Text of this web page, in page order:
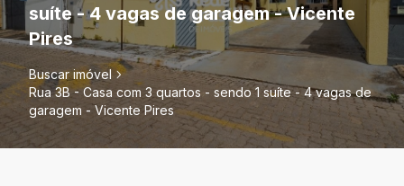
suíte - 4 vagas de garagem - Vicente
Pires
Buscar imóvel
Rua 3B - Casa com 3 quartos - sendo 1 suíte - 4 vagas de
garagem - Vicente Pires